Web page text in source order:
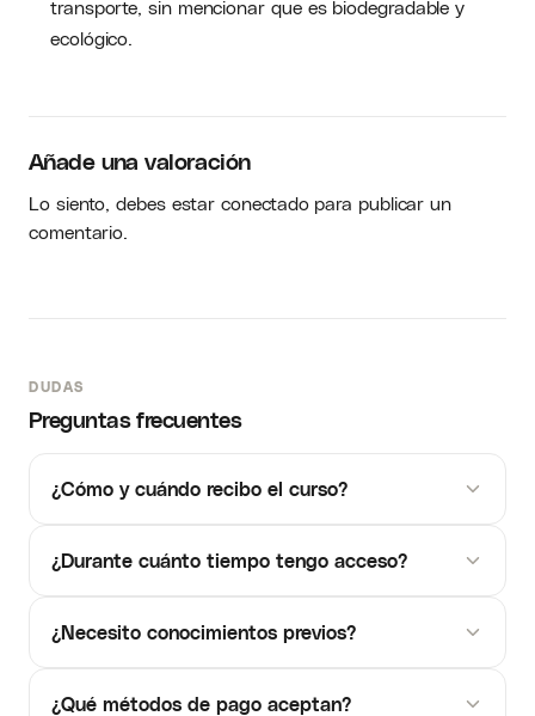
transporte, sin mencionar que es biodegradable y
ecológico.
Añade una valoración
Lo siento, debes estarconectadopara publicar un
comentario.
DUDAS
Preguntas frecuentes
¿Cómo y cuándo recibo el curso?
¿Durante cuánto tiempo tengo acceso?
¿Necesito conocimientos previos?
¿Qué métodos de pago aceptan?